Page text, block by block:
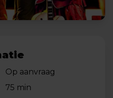
Op aanvraag
75 min